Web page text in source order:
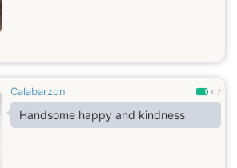
Calabarzon 0.7
Handsome happy and kindness